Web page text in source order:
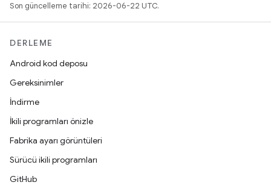
Son güncelleme tarihi: 2026-06-22 UTC.
DERLEME
Android kod deposu
Gereksinimler
İndirme
İkili programları önizle
Fabrika ayarı görüntüleri
Sürücü ikili programları
GitHub